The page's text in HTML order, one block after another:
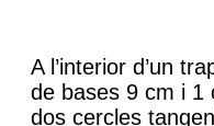
A l’interior d’un
de bases 9 cm i 1
dos cercles